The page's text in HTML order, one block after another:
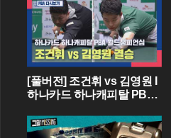
[풀버전] 조건휘 vs 김영원 I
하나카드 하나캐피탈 PBA
3.15 방송